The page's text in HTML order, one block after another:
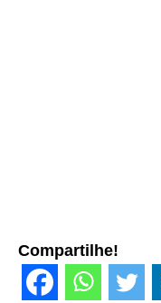
Compartilhe!